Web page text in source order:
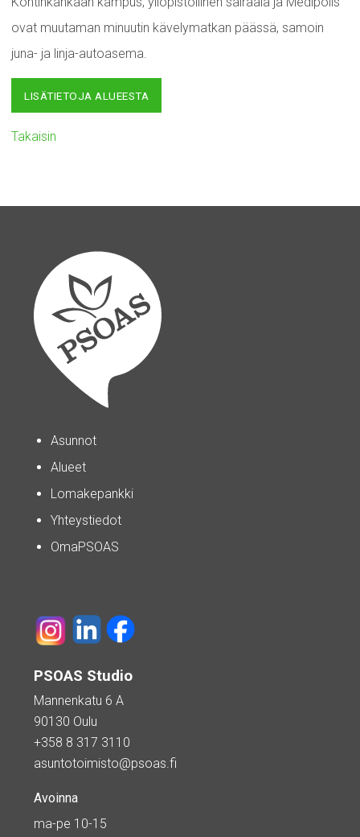
ovat muutaman minuutin kävelymatkan päässä, samoin
juna- ja linja-autoasema.
LISÄTIETOJA ALUEESTA
Takaisin
Asunnot
Alueet
Lomakepankki
Yhteystiedot
OmaPSOAS
PSOAS Studio
Mannenkatu 6 A
90130 Oulu
+358 8 317 3110
asuntotoimisto@psoas.fi
Avoinna
ma-pe 10-15